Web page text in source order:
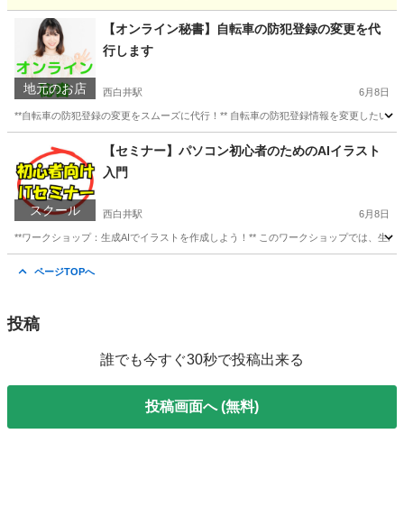
千葉 西白井駅 パソコン修理 ログイン
地元のお店
【オンライン秘書】自転車の防犯登録の変更を代
行します
西白井駅 6月8日
**自転車の防犯登録の変更をスムーズに代行！** 自転車の防犯登録情報を変更したい
西白井駅 パソコン修理 お客様
スクール
【セミナー】パソコン初心者のためのAIイラスト
入門
西白井駅 6月8日
**ワークショップ：生成AIでイラストを作成しよう！** このワークショップでは、生
ページTOPへ
投稿
誰でも今すぐ30秒で投稿出来る
投稿画面へ (無料)